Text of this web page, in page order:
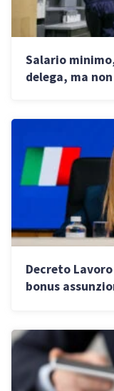
Salario
delega, ma
Decreto
bonus